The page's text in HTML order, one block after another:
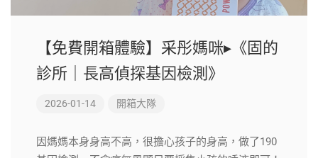
【免費開箱體驗】采彤媽咪▸《固的
診所｜長高偵探基因檢測》
2026-01-14 開箱大隊
因媽媽本身身高不高，很擔心孩子的身高，做了190